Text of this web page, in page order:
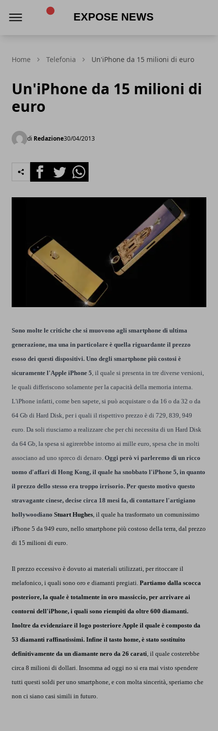
Home Telefonia Un'iPhone da 15 milioni di euro
Un'iPhone da 15 milioni di
euro
di Redazione30/04/2013
FacebookTwitterWhatsapp
Sono molte le critiche che si muovono agli smartphone di ultima
generazione, ma una in particolare è quella riguardante il prezzo
esoso dei questi dispositivi. Uno degli smartphone più costosi è
sicuramente l'Apple iPhone 5 , il quale si presenta in tre diverse versioni,
le quali differiscono solamente per la capacità della memoria interna.
L'iPhone infatti, come ben sapete, si può acquistare o da 16 o da 32 o da
64 Gb di Hard Disk, per i quali il rispettivo prezzo è di 729, 839, 949
euro. Da soli riusciamo a realizzare che per chi necessita di un Hard Disk
da 64 Gb, la spesa si agirerebbe intorno ai mille euro, spesa che in molti
associano ad uno spreco di denaro. Oggi però vi parleremo di un ricco
uomo d'affari di Hong Kong, il quale ha snobbato l'iPhone 5, in quanto
il prezzo dello stesso era troppo irrisorio. Per questo motivo questo
stravagante cinese, decise circa 18 mesi fa, di contattare l'artigiano
hollywoodiano Stuart Hughes , il quale ha trasformato un comunissimo
iPhone 5 da 949 euro, nello smartphone più costoso della terra, dal prezzo
di 15 milioni di euro.
Il prezzo eccessivo è dovuto ai materiali utilizzati, per ritoccare il
melafonico, i quali sono oro e diamanti pregiati. Partiamo dalla scocca
posteriore, la quale è totalmente in oro massiccio, per arrivare ai
contorni dell'iPhone, i quali sono riempiti da oltre 600 diamanti.
Inoltre da evidenziare il logo posteriore Apple il quale è composto da
53 diamanti raffinatissimi. Infine il tasto home, è stato sostituito
definitivamente da un diamante nero da 26 carati , il quale costerebbe
circa 8 milioni di dollari. Insomma ad oggi no si era mai visto spendere
tutti questi soldi per uno smartphone, e con molta sincerità, speriamo che
non ci siano casi simili in futuro.